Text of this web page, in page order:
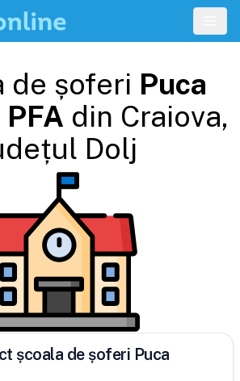
de șoferi Puca
din Craiova,
Dolj
școala de șoferi Puca